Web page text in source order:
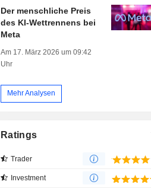
Der menschliche Preis
des KI-Wettrennens bei
Meta
Am 17. März 2026 um 09:42
Uhr
Mehr Analysen
Ratings
Trader
Investment